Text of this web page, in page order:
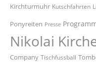
Kirchturmuhr Kutschfahrten
Ponyreiten Presse
Nikolai
Company Tischfussball